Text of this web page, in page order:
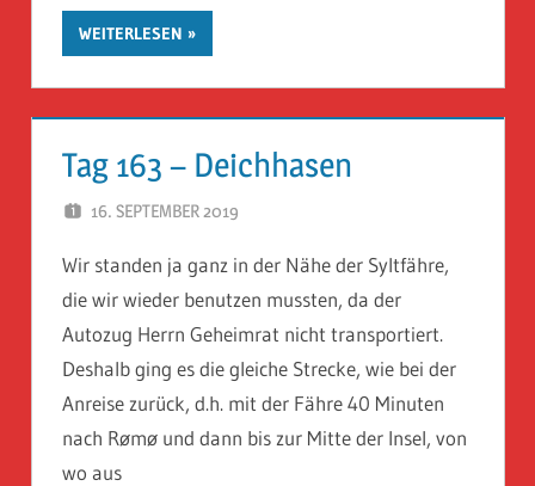
WEITERLESEN
Tag 163 – Deichhasen
16. SEPTEMBER 2019
Wir standen ja ganz in der Nähe der Syltfähre,
die wir wieder benutzen mussten, da der
Autozug Herrn Geheimrat nicht transportiert.
Deshalb ging es die gleiche Strecke, wie bei der
Anreise zurück, d.h. mit der Fähre 40 Minuten
nach Rømø und dann bis zur Mitte der Insel, von
wo aus